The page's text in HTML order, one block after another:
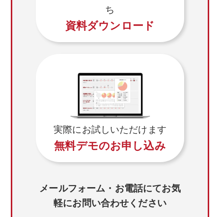
ち
資料ダウンロード
実際にお試しいただけます
無料デモのお申し込み
メールフォーム・お電話にてお気
軽にお問い合わせください